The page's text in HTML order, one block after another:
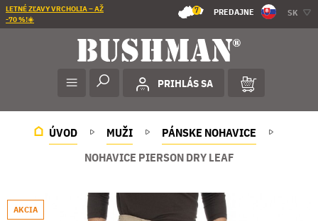
LETNÉ ZĽAVY VRCHOLIA – AŽ
-70 %!☀️
7 PREDAJNE SK
PRIHLÁS SA
ÚVOD MUŽI
PÁNSKE NOHAVICE
NOHAVICE PIERSON DRY LEAF
AKCIA